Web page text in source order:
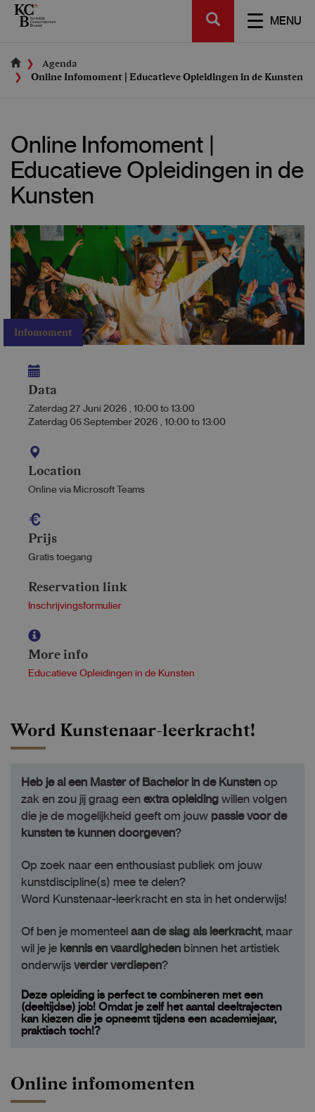
Skip
MENU
SEARCH
Agenda
Online Infomoment | Educatieve Opleidingen in de Kunsten
Online Infomoment |
Educatieve Opleidingen in de
Kunsten
Infomoment
Data
Zaterdag 27 Juni 2026 , 10:00 to 13:00
Zaterdag 05 September 2026 , 10:00 to 13:00
Location
Online via Microsoft Teams
Prijs
Gratis toegang
Reservation link
Inschrijvingsformulier
More info
Educatieve Opleidingen in de Kunsten
Word Kunstenaar-leerkracht!
Heb je al een Master of Bachelor in de Kunsten op
zak en zou jij graag een extra opleiding willen volgen
die je de mogelijkheid geeft om jouw passie voor de
kunsten te kunnen doorgeven?
Op zoek naar een enthousiast publiek om jouw
kunstdiscipline(s) mee te delen?
Word Kunstenaar-leerkracht en sta in het onderwijs!
Of ben je momenteel aan de slag als leerkracht, maar
wil je je kennis en vaardigheden binnen het artistiek
onderwijs verder verdiepen?
Deze opleiding is perfect te combineren met een
(deeltijdse) job! Omdat je zelf het aantal deeltrajecten
kan kiezen die je opneemt tijdens een academiejaar,
praktisch toch!?
Online infomomenten